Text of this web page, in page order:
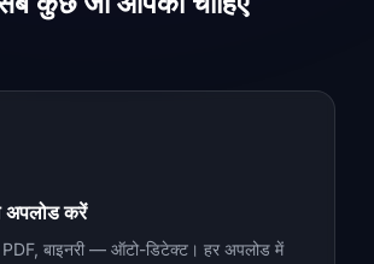
अपलोड करें
बाइनरी — ऑटो-डिटेक्ट। हर अपलोड में